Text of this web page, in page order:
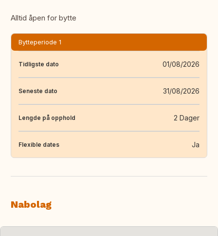
Alltid åpen for bytte
Bytteperiode 1
Tidligste dato 01/08/2026
Seneste dato 31/08/2026
Lengde på opphold 2 Dager
Flexible dates Ja
Nabolag